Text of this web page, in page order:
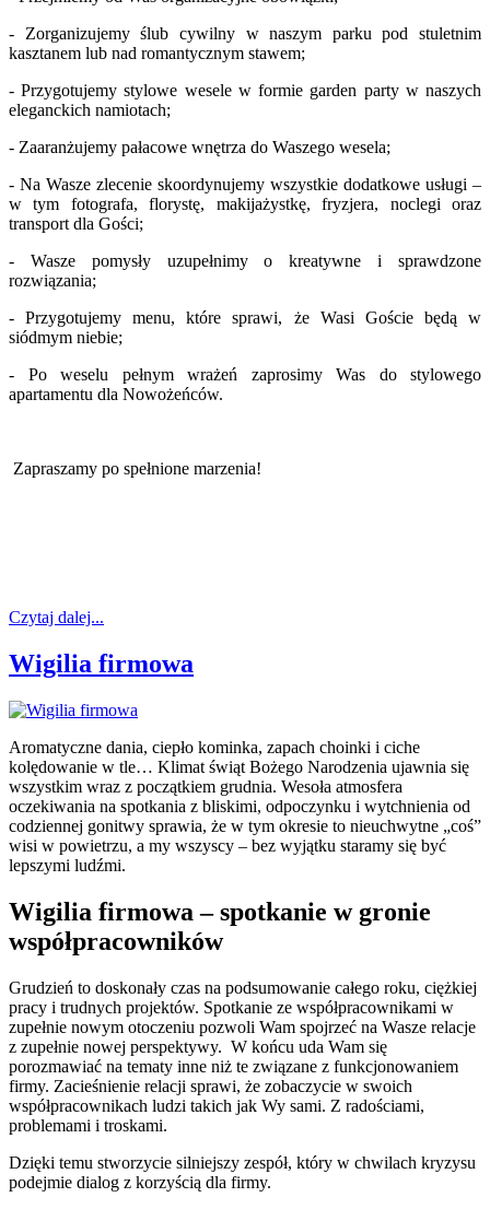
- Zorganizujemy ślub cywilny w naszym parku pod stuletnim
kasztanem lub nad romantycznym stawem;
- Przygotujemy stylowe wesele w formie garden party w naszych
eleganckich namiotach;
- Zaaranżujemy pałacowe wnętrza do Waszego wesela;
- Na Wasze zlecenie skoordynujemy wszystkie dodatkowe usługi –
w tym fotografa, florystę, makijażystkę, fryzjera, noclegi oraz
transport dla Gości;
- Wasze pomysły uzupełnimy o kreatywne i sprawdzone
rozwiązania;
- Przygotujemy menu, które sprawi, że Wasi Goście będą w
siódmym niebie;
- Po weselu pełnym wrażeń zaprosimy Was do stylowego
apartamentu dla Nowożeńców.
Zapraszamy po spełnione marzenia!
Czytaj dalej...
Wigilia firmowa
Aromatyczne dania, ciepło kominka, zapach choinki i ciche
kolędowanie w tle… Klimat świąt Bożego Narodzenia ujawnia się
wszystkim wraz z początkiem grudnia. Wesoła atmosfera
oczekiwania na spotkania z bliskimi, odpoczynku i wytchnienia od
codziennej gonitwy sprawia, że w tym okresie to nieuchwytne „coś”
wisi w powietrzu, a my wszyscy – bez wyjątku staramy się być
lepszymi ludźmi.
Wigilia firmowa – spotkanie w gronie
współpracowników
Grudzień to doskonały czas na podsumowanie całego roku, ciężkiej
pracy i trudnych projektów. Spotkanie ze współpracownikami w
zupełnie nowym otoczeniu pozwoli Wam spojrzeć na Wasze relacje
z zupełnie nowej perspektywy. W końcu uda Wam się
porozmawiać na tematy inne niż te związane z funkcjonowaniem
firmy. Zacieśnienie relacji sprawi, że zobaczycie w swoich
współpracownikach ludzi takich jak Wy sami. Z radościami,
problemami i troskami.
Dzięki temu stworzycie silniejszy zespół, który w chwilach kryzysu
podejmie dialog z korzyścią dla firmy.